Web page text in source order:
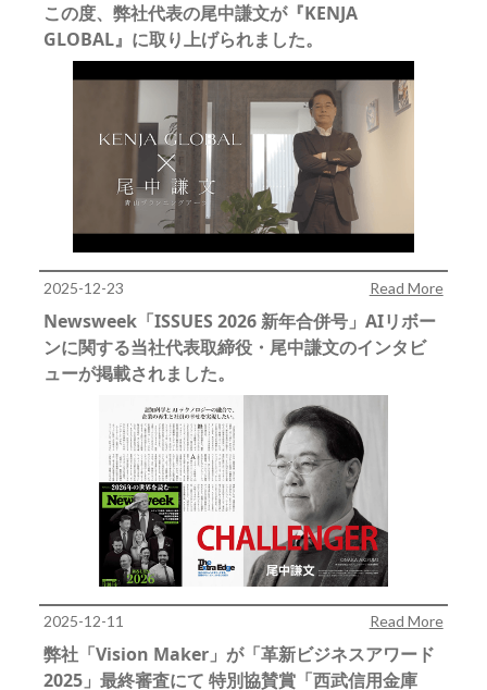
この度、弊社代表の尾中謙文が『KENJA
GLOBAL』に取り上げられました。
2025-12-23 Read More
Newsweek「ISSUES 2026 新年合併号」AIリボー
ンに関する当社代表取締役・尾中謙文のインタビ
ューが掲載されました。
2025-12-11 Read More
弊社「Vision Maker」が「革新ビジネスアワード
2025」最終審査にて 特別協賛賞「西武信用金庫